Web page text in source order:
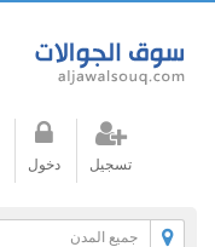
تسجيل دخول
جميع المدن